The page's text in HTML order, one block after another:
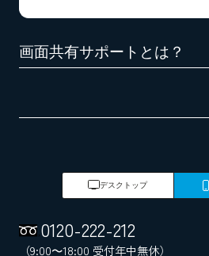
画面共有サポートとは？
デスクトップ
0120-222-212
（9:00～18:00 受付年中無休）